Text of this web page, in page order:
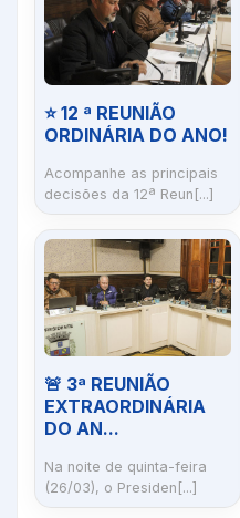
⭐ 12 ª REUNIÃO
ORDINÁRIA DO ANO!
Acompanhe as principais
decisões da 12ª Reun[...]
🚨 3ª REUNIÃO
EXTRAORDINÁRIA
DO AN...
Na noite de quinta-feira
(26/03), o Presiden[...]